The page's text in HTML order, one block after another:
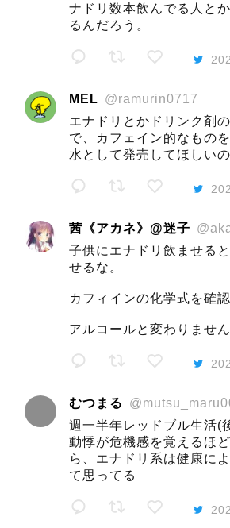
ナドリ数本飲んでる人と
るんだろう。
MEL @ramurin0717
エナドリとかドリンク剤
で、カフェイン的なもの
水として発売してほしいの
茜《アカネ》@迷子
子供にエナドリ飲ませる
せるな。
カフィインの化学式を確
アルコールと変わりません
むつまる
週一半年レッドブル生活(
動悸が危機感を覚えるほ
ら、エナドリ系は健康に
て思ってる